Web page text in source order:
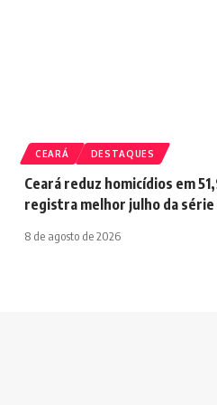
CEARÁ DESTAQUES
Ceará reduz homicídios em
registra melhor julho da
8 de agosto de 2026